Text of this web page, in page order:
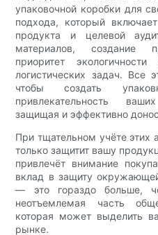
упаковочной коробки для
подхода, который
продукта и целевой
материалов, создание
приоритет
логистических задач. Все
чтобы создать
привлекательность
защищая и эффективно
При тщательном учёте этих
только защитит вашу
привлечёт внимание
вклад в защиту
— это гораздо больше,
неотъемлемая часть
которая может выделить
рынке.